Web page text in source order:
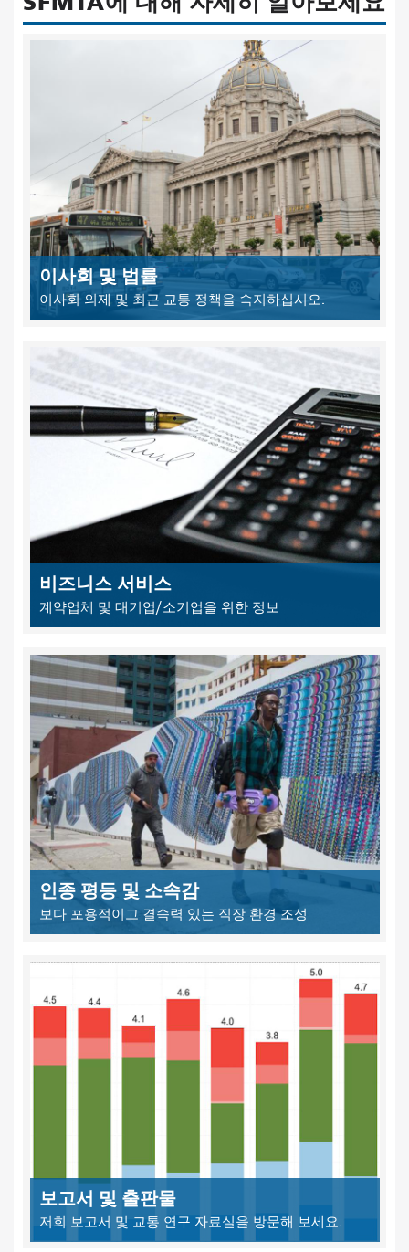
이사회 및 법률
이사회 의제 및 최근 교통 정책을 숙지하십시오.
비즈니스 서비스
계약업체 및 대기업/소기업을 위한 정보
인종 평등 및 소속감
보다 포용적이고 결속력 있는 직장 환경 조성
보고서 및 출판물
저희 보고서 및 교통 연구 자료실을 방문해 보세요.